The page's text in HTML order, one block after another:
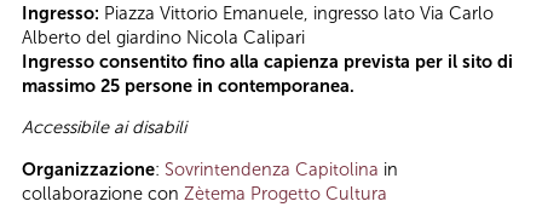
Ingresso: Piazza Vittorio Emanuele, ingresso lato Via Carlo
Alberto del giardino Nicola Calipari
Ingresso consentito fino alla capienza prevista per il sito di
massimo 25 persone in contemporanea.
Accessibile ai disabili
Organizzazione: Sovrintendenza Capitolina in
collaborazione con Zètema Progetto Cultura